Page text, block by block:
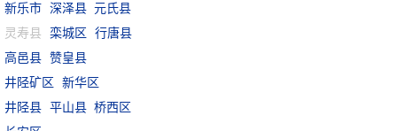
新乐市 深泽县 元氏县
灵寿县
栾城区
行唐县
高邑县 赞皇县
井陉矿区
新华区
井陉县 平山县 桥西区